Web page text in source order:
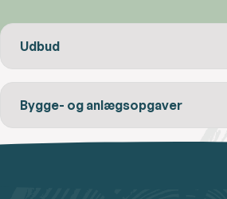
Udbud
Bygge- og anlægsopgaver